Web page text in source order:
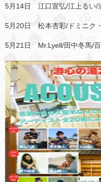
5月14日 江口宣弘/江上るい/
5月20日 松本杏彩/ドミニク
5月21日 Mr.Lyell/田中冬馬/